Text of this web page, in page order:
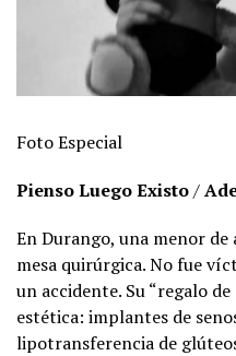
Foto Especial
Pienso Luego Existo/
En Durango, una menor
mesa quirúrgica. No fue
un accidente. Su “regalo
estética: implantes de
lipotransferencia de